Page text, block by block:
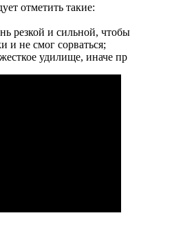
отметить такие:
резкой и сильной, чтобы
и не смог сорваться;
удилище, иначе пр